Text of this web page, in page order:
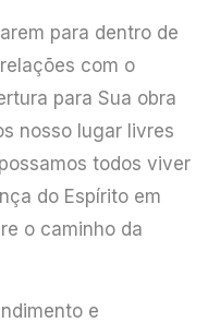
para dentro de
com o
para Sua obra
nosso lugar livres
todos viver
do Espírito em
o caminho da
e